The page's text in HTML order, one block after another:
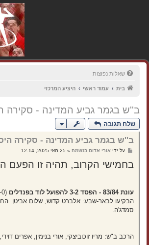
שאלות נפוצות
בית עמוד ראשי היציע המרכזי
ב''ש בגמר גביע המדינה - סקירה
שלח תגובה
ב''ש בגמר גביע המדינה - סקירה
ש
י
ח
על ידי אורי אדום בנשמה» 25 מאי 2025, 12:14
בחמישי הקרוב, תהיה זו הפעם
עונת 83/84 - הפסד 3-2 להפועל לוד בפנדלים
(0-0 בתום 120 דקות)
הבקיעו לבאר-שבע: אלברט קדוש, שלום אביטן.
סמדג'ה.
הרכב ב"ש: מריו זוכוביצקי, אורי בנימין, אפרים